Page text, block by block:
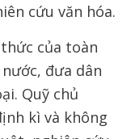
cứu văn hóa.
của toàn
đưa dân
Quỹ chủ
kì và không